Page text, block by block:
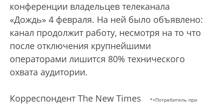
конференции владельцев телеканала
«Дождь» 4 февраля. На ней было объявлено:
канал продолжит работу, несмотря на то что
после отключения крупнейшими
операторами лишится 80% технического
охвата аудитории.
*«Потребитель при
Корреспондент The New Times